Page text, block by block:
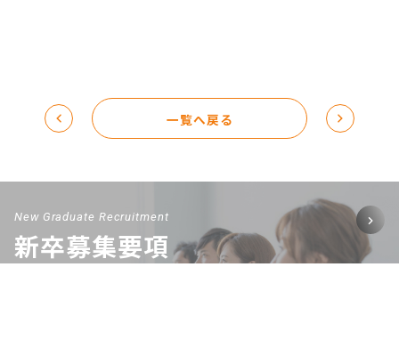
一覧へ戻る
New Graduate Recruitment
新卒募集要項